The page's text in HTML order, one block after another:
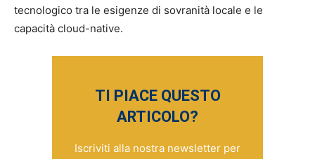
tecnologico tra le esigenze di sovranità locale e le
capacità cloud-native.
TI PIACE QUESTO
ARTICOLO?
Iscriviti alla nostra newsletter per